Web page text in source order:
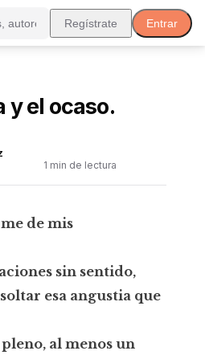
Regístrate Entrar
y el ocaso.
1 min de lectura
de mis
sin sentido,
esa angustia que
al menos un